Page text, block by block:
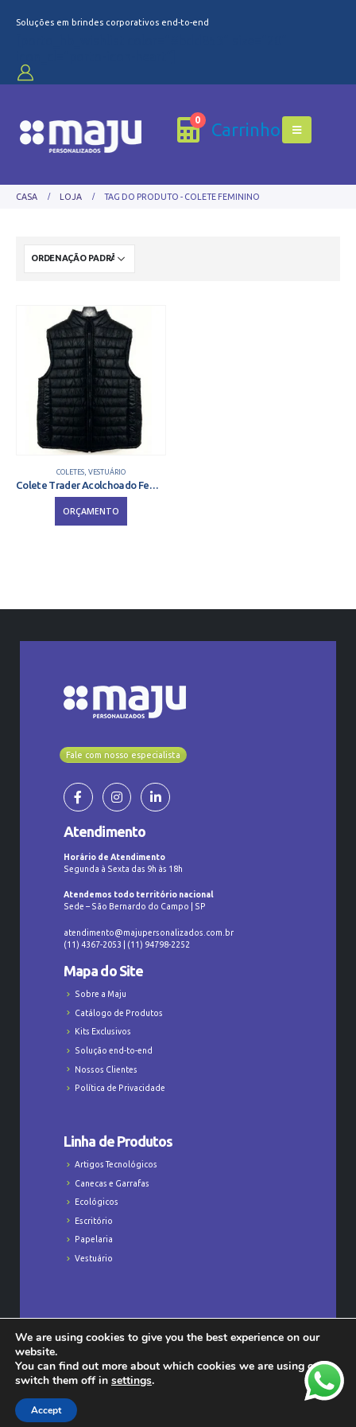
Soluções em brindes corporativos end-to-end
0 Carrinho
CASA LOJA TAG DO PRODUTO - COLETE FEMININO
COLETES, VESTUÁRIO
Colete Trader Acolchoado Feminino
ORÇAMENTO
Fale com nosso especialista
Atendimento
Horário de Atendimento
Segunda à Sexta das 9h às 18h
Atendemos todo território nacional
Sede – São Bernardo do Campo | SP
atendimento@majupersonalizados.com.br
(11) 4367-2053 | (11) 94798-2252
Mapa do Site
Sobre a Maju
Catálogo de Produtos
Kits Exclusivos
Solução end-to-end
Nossos Clientes
Política de Privacidade
Linha de Produtos
Artigos Tecnológicos
Canecas e Garrafas
Ecológicos
Escritório
Papelaria
Vestuário
Todos os Direitos Reservados © Majú
We are using cookies to give you the best experience on our
website.
You can find out more about which cookies we are using or
switch them off in settings.
Accept